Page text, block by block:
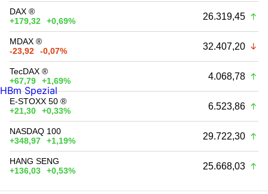
DAX ®
+179,32
+0,69% 26.319,45
MDAX ®
-23,92
-0,07% 32.407,20
TecDAX ®
+67,79
+1,69% 4.068,78
E-STOXX 50 ®
+21,30
+0,33% 6.523,86
NASDAQ 100
+348,97
+1,19% 29.722,30
HANG SENG
+136,03
+0,53% 25.668,03
HBm Spezial